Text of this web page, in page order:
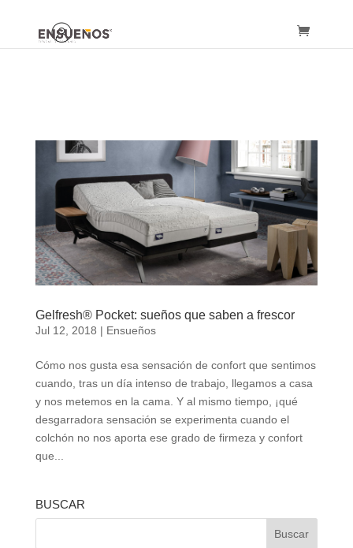
Gelfresh® Pocket: sueños que saben a frescor
Jul 12, 2018 | Ensueños
Cómo nos gusta esa sensación de confort que sentimos
cuando, tras un día intenso de trabajo, llegamos a casa
y nos metemos en la cama. Y al mismo tiempo, ¡qué
desgarradora sensación se experimenta cuando el
colchón no nos aporta ese grado de firmeza y confort
que...
BUSCAR